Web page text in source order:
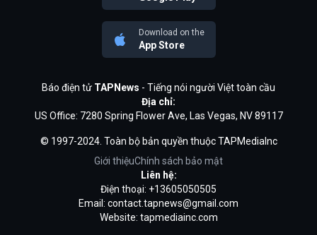
Download on the
App Store
Báo điện tử TAPNews - Tiếng nói người Việt toàn cầu
Địa chỉ:
US Office: 7280 Spring Flower Ave, Las Vegas, NV 89117
© 1997-2024. Toàn bộ bản quyền thuộc TAPMediaInc
Giới thiệuChính sách bảo mật
Liên hệ:
Điện thoại: +13605050505
Email: contact.tapnews@gmail.com
Website: tapmediainc.com